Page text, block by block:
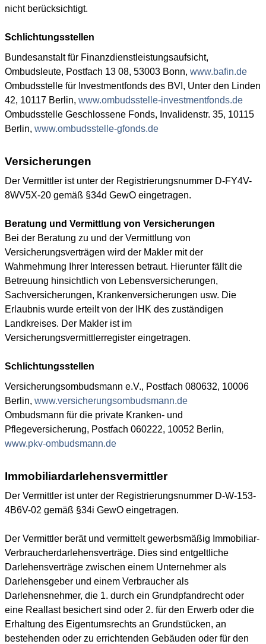
nicht berücksichtigt.
Schlichtungsstellen
Bundesanstalt für Finanzdienstleistungsaufsicht,
Ombudsleute, Postfach 13 08, 53003 Bonn, www.bafin.de
Ombudsstelle für Investmentfonds des BVI, Unter den Linden
42, 10117 Berlin, www.ombudsstelle-investmentfonds.de
Ombudsstelle Geschlossene Fonds, Invalidenstr. 35, 10115
Berlin, www.ombudsstelle-gfonds.de
Versicherungen
Der Vermittler ist unter der Registrierungsnummer D-FY4V-
8WV5X-20 gemäß §34d GewO eingetragen.
Beratung und Vermittlung von Versicherungen
Bei der Beratung zu und der Vermittlung von
Versicherungsverträgen wird der Makler mit der
Wahrnehmung Ihrer Interessen betraut. Hierunter fällt die
Betreuung hinsichtlich von Lebensversicherungen,
Sachversicherungen, Krankenversicherungen usw. Die
Erlaubnis wurde erteilt von der IHK des zuständigen
Landkreises. Der Makler ist im
Versicherungsvermittlerregister eingetragen.
Schlichtungsstellen
Versicherungsombudsmann e.V., Postfach 080632, 10006
Berlin, www.versicherungsombudsmann.de
Ombudsmann für die private Kranken- und
Pflegeversicherung, Postfach 060222, 10052 Berlin,
www.pkv-ombudsmann.de
Immobiliardarlehensvermittler
Der Vermittler ist unter der Registrierungsnummer D-W-153-
4B6V-02 gemäß §34i GewO eingetragen.
Der Vermittler berät und vermittelt gewerbsmäßig Immobiliar-
Verbraucherdarlehensverträge. Dies sind entgeltliche
Darlehensverträge zwischen einem Unternehmer als
Darlehensgeber und einem Verbraucher als
Darlehensnehmer, die 1. durch ein Grundpfandrecht oder
eine Reallast besichert sind oder 2. für den Erwerb oder die
Erhaltung des Eigentumsrechts an Grundstücken, an
bestehenden oder zu errichtenden Gebäuden oder für den